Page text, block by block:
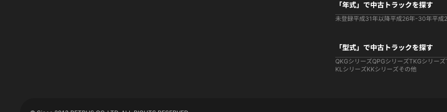
「年式」で中古トラックを探す
未登録平成31年以降平成26年-30年平成
「型式」で中古トラックを探す
QKGシリーズQPGシリーズTKGシリーズ
KLシリーズKKシリーズその他